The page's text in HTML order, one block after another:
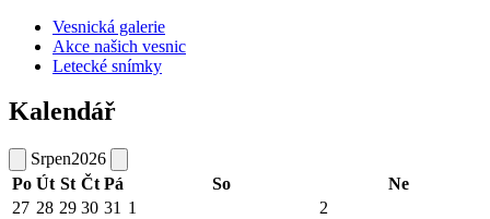
Vesnická galerie
Akce našich vesnic
Letecké snímky
Kalendář
Srpen2026
Po Út St Čt Pá So
Ne
27 28 29 30 31 1 2